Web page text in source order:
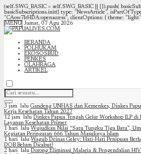
(self.SWG_BASIC = self.SWG_BASIC || []).push(
basicSubscriptions.init({ type: "NewsArticle",
"CAow7IrHDA:openaccess", clientOptions: { theme:
MENU Jumat, 07 Agu 2026
BERANDA
POLHUKAM
EKOSOSBUD
PENKES
OLAHRAGA
ARTIKEL
3 jam lalu Gandeng UNHAS dan Kemenkes, Dinkes
Kerja Kesehatan Tahun 2027
12 jam lalu Dinkes Papua Tengah Gelar Workshop ILP
Layanan Kesehatan Primer
1 hari lalu Wujudkan Nilai “Satu Tungku Tiga Batu”,
Kegiatan Peringatan 666 Tahun Masuknya Islam
1 hari lalu Wagub Deinas Geley: Hati-Hati Penipuan
DOB Belum Dicabut!
2 hari lalu Dorong Eliminasi Malaria & Pengendalian